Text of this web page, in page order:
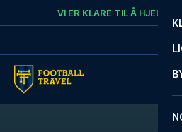
Skip to contentVI ER KLARE TIL Å HJELPE